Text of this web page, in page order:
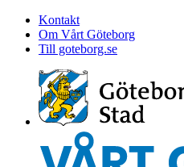
Kontakt
Om Vårt Göteborg
Till goteborg.se